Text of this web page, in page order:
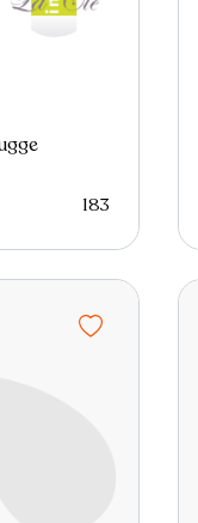
183